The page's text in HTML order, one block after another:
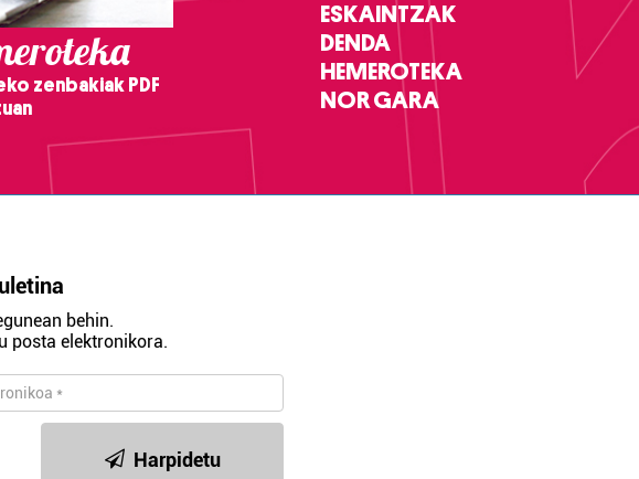
zenbakiak PDF
ESKAINTZAK
DENDA
HEMEROTEKA
NOR GARA
behin.
posta elektronikora.
Harpidetu